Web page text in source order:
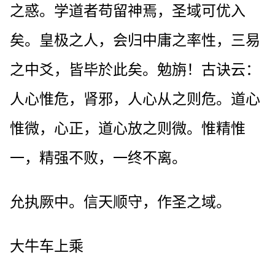
之惑。学道者苟留神焉，圣域可优入
矣。皇极之人，会归中庸之率性，三易
之中爻，皆毕於此矣。勉旃！古诀云：
人心惟危，肾邪，人心从之则危。道心
惟微，心正，道心放之则微。惟精惟
一，精强不败，一终不离。
允执厥中。信天顺守，作圣之域。
大牛车上乘